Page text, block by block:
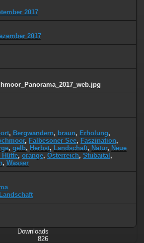
2017
2017
, Bergwandern, braun, Erholung,
, Falbesoner See, Faszination,
, gelb, Herbst, Landschaft, Natur, Neue
Hütte, orange, Österreich, Stubaital ,
, Wasser
Landschaft
Downloads
826